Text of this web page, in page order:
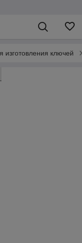
изготовления ключей